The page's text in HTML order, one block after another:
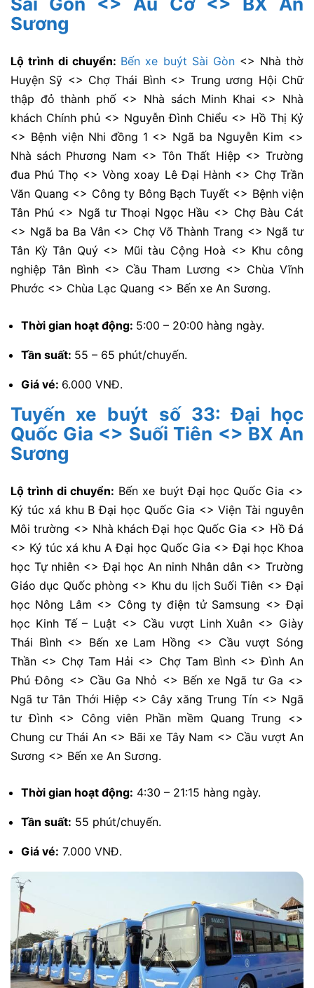
Sương
Lộ trình di chuyển: Bến xe buýt Sài Gòn<> Nhà thờ
Huyện Sỹ <> Chợ Thái Bình <> Trung ương Hội Chữ
thập đỏ thành phố <> Nhà sách Minh Khai <> Nhà
khách Chính phủ <> Nguyễn Đình Chiểu <> Hồ Thị Kỷ
<> Bệnh viện Nhi đồng 1 <> Ngã ba Nguyễn Kim <>
Nhà sách Phương Nam <> Tôn Thất Hiệp <> Trường
đua Phú Thọ <> Vòng xoay Lê Đại Hành <> Chợ Trần
Văn Quang <> Công ty Bông Bạch Tuyết <> Bệnh viện
Tân Phú <> Ngã tư Thoại Ngọc Hầu <> Chợ Bàu Cát
<> Ngã ba Ba Vân <> Chợ Võ Thành Trang <> Ngã tư
Tân Kỳ Tân Quý <> Mũi tàu Cộng Hoà <> Khu công
nghiệp Tân Bình <> Cầu Tham Lương <> Chùa Vĩnh
Phước <> Chùa Lạc Quang <> Bến xe An Sương.
Thời gian hoạt động: 5:00 – 20:00 hàng ngày.
Tần suất: 55 – 65 phút/chuyến.
Giá vé: 6.000 VNĐ.
Tuyến xe buýt số 33: Đại học
Quốc Gia <> Suối Tiên <> BX An
Sương
Lộ trình di chuyển: Bến xe buýt Đại học Quốc Gia <>
Ký túc xá khu B Đại học Quốc Gia <> Viện Tài nguyên
Môi trường <> Nhà khách Đại học Quốc Gia <> Hồ Đá
<> Ký túc xá khu A Đại học Quốc Gia <> Đại học Khoa
học Tự nhiên <> Đại học An ninh Nhân dân <> Trường
Giáo dục Quốc phòng <> Khu du lịch Suối Tiên <> Đại
học Nông Lâm <> Công ty điện tử Samsung <> Đại
học Kinh Tế – Luật <> Cầu vượt Linh Xuân <> Giày
Thái Bình <> Bến xe Lam Hồng <> Cầu vượt Sóng
Thần <> Chợ Tam Hải <> Chợ Tam Bình <> Đình An
Phú Đông <> Cầu Ga Nhỏ <> Bến xe Ngã tư Ga <>
Ngã tư Tân Thới Hiệp <> Cây xăng Trung Tín <> Ngã
tư Đình <> Công viên Phần mềm Quang Trung <>
Chung cư Thái An <> Bãi xe Tây Nam <> Cầu vượt An
Sương <> Bến xe An Sương.
Thời gian hoạt động: 4:30 – 21:15 hàng ngày.
Tần suất: 55 phút/chuyến.
Giá vé: 7.000 VNĐ.